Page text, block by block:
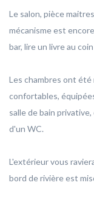
Le salon, pièce
mécanisme est
bar, lire un livre au
Les chambres ont
confortables,
salle de bain
d'un WC.
L'extérieur vous
bord de rivière est